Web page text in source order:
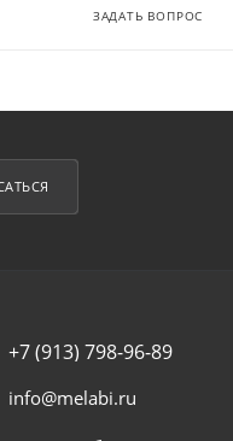
ЗАДАТЬ ВОПРОС
+7 (913) 798-96-89
info@melabi.ru